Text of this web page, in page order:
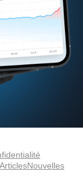
ArticlesNouvelles